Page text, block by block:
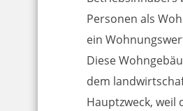
Personen als
ein
Diese
dem
Hauptzweck, weil